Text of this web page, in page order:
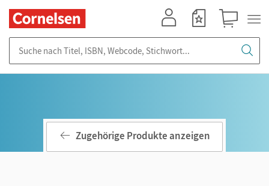
Zugehörige Produkte anzeigen